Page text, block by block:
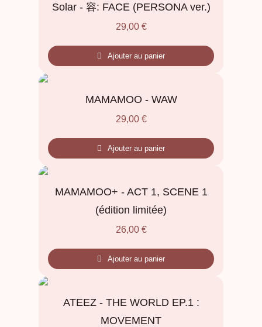
Solar - 容: FACE (PERSONA ver.)
29,00 €
Ajouter au panier
MAMAMOO - WAW
29,00 €
Ajouter au panier
MAMAMOO+ - ACT 1, SCENE 1
(édition limitée)
26,00 €
Ajouter au panier
ATEEZ - THE WORLD EP.1 :
MOVEMENT